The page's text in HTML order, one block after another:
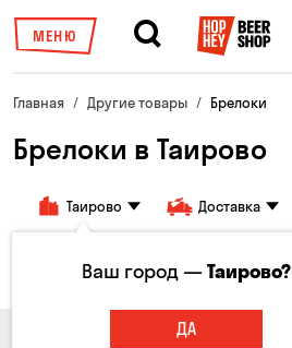
МЕНЮ
Главная Другие товары Брелоки
Брелоки в Таирово
Таирово Доставка
Бокалы и кружки Брелоки
Ваш город —Таирово?
ДА